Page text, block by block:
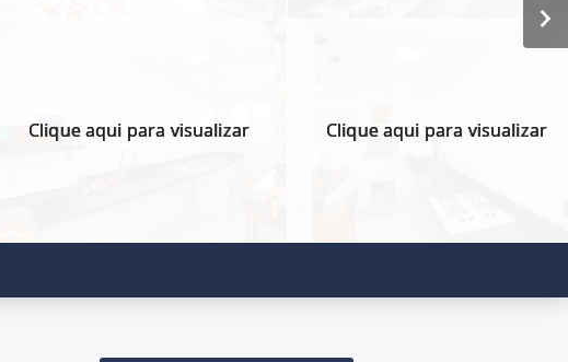
Clique aqui para visualizar Clique aqui para visualizar